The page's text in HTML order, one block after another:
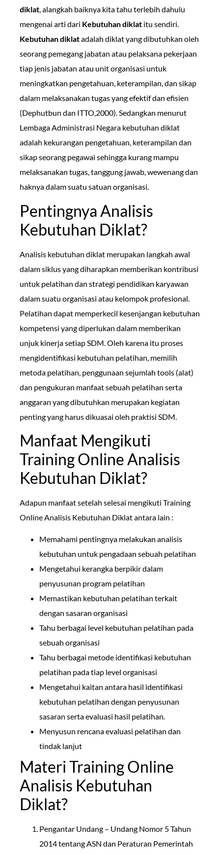
diklat, alangkah baiknya kita tahu terlebih dahulu
mengenai arti dari Kebutuhan diklat itu sendiri.
Kebutuhan diklatadalah diklat yang dibutuhkan oleh
seorang pemegang jabatan atau pelaksana pekerjaan
tiap jenis jabatan atau unit organisasi untuk
meningkatkan pengetahuan, keterampilan, dan sikap
dalam melaksanakan tugas yang efektif dan efisien
(Dephutbun dan ITTO,2000). Sedangkan menurut
Lembaga Administrasi Negara kebutuhan diklat
adalah kekurangan pengetahuan, keterampilan dan
sikap seorang pegawai sehingga kurang mampu
melaksanakan tugas, tanggung jawab, wewenang dan
haknya dalam suatu satuan organisasi.
Pentingnya Analisis
Kebutuhan Diklat?
Analisis kebutuhan diklat merupakan langkah awal
dalam siklus yang diharapkan memberikan kontribusi
untuk pelatihan dan strategi pendidikan karyawan
dalam suatu organisasi atau kelompok profesional.
Pelatihan dapat memperkecil kesenjangan kebutuhan
kompetensi yang diperlukan dalam memberikan
unjuk kinerja setiap SDM. Oleh karena itu proses
mengidentifikasi kebutuhan pelatihan, memilih
metoda pelatihan, penggunaan sejumlah tools (alat)
dan pengukuran manfaat sebuah pelatihan serta
anggaran yang dibutuhkan merupakan kegiatan
penting yang harus dikuasai oleh praktisi SDM.
Manfaat Mengikuti
Training Online Analisis
Kebutuhan Diklat?
Adapun manfaat setelah selesai mengikuti Training
Online Analisis Kebutuhan Diklat antara lain :
Memahami pentingnya melakukan analisis
kebutuhan untuk pengadaan sebuah pelatihan
Mengetahui kerangka berpikir dalam
penyusunan program pelatihan
Memastikan kebutuhan pelatihan terkait
dengan sasaran organisasi
Tahu berbagai level kebutuhan pelatihan pada
sebuah organisasi
Tahu berbagai metode identifikasi kebutuhan
pelatihan pada tiap level organisasi
Mengetahui kaitan antara hasil identifikasi
kebutuhan pelatihan dengan penyusunan
sasaran serta evaluasi hasil pelatihan.
Menyusun rencana evaluasi pelatihan dan
tindak lanjut
Materi Training Online
Analisis Kebutuhan
Diklat?
Pengantar Undang – Undang Nomor 5 Tahun
2014 tentang ASN dan Peraturan Pemerintah